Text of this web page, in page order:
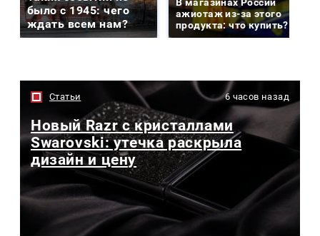
было с 1945: чего
ждать всем нам?
ажиотаж из-за этого
продукта: что купить?
Статьи 6 часов назад
Новый Razr с кристаллами
Swarovski: утечка раскрыла
дизайн и цену